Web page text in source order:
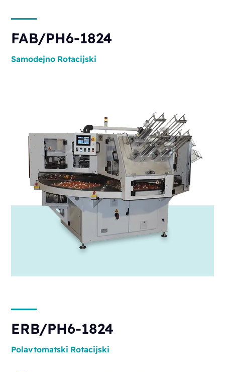
FAB/PH6-1824
Samodejno Rotacijski
ERB/PH6-1824
Polavtomatski Rotacijski